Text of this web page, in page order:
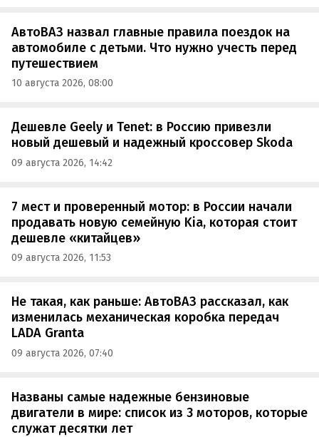
АвтоВАЗ назвал главные правила поездок на
автомобиле с детьми. Что нужно учесть перед
путешествием
10 августа 2026, 08:00
Дешевле Geely и Tenet: в Россию привезли
новый дешевый и надежный кроссовер Skoda
09 августа 2026, 14:42
7 мест и проверенный мотор: в России начали
продавать новую семейную Kia, которая стоит
дешевле «китайцев»
09 августа 2026, 11:53
Не такая, как раньше: АвтоВАЗ рассказал, как
изменилась механическая коробка передач
LADA Granta
09 августа 2026, 07:40
Названы самые надежные бензиновые
двигатели в мире: список из 3 моторов, которые
служат десятки лет